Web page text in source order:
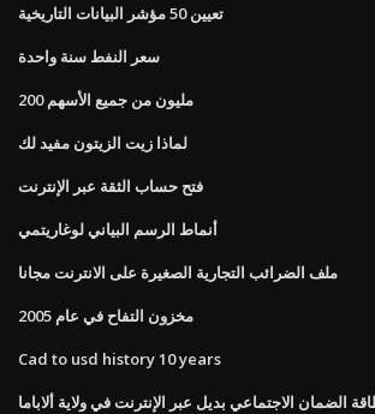
تعيين 50 مؤشر البيانات التاريخية
سعر النفط سنة واحدة
200 مليون من جميع الأسهم
لماذا زيت الزيتون مفيد لك
فتح حساب الثقة عبر الإنترنت
أنماط الرسم البياني لوغاريتمي
ملف الضرائب التجارية الصغيرة على الانترنت مجانا
مخزون التفاح في عام 2005
Cad to usd history 10 years
الضمان الاجتماعي بديل عبر الإنترنت في ولاية ألاباما